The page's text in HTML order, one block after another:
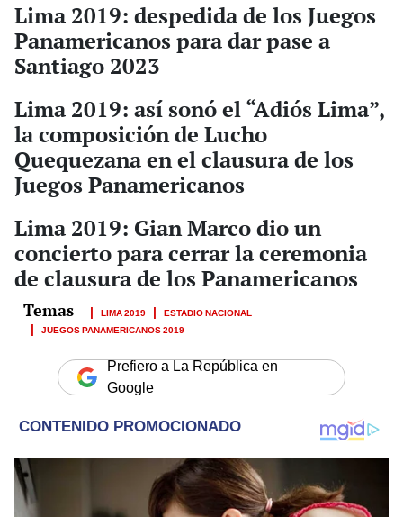
Lima 2019: despedida de los Juegos
Panamericanos para dar pase a
Santiago 2023
Lima 2019: así sonó el “Adiós Lima”,
la composición de Lucho
Quequezana en el clausura de los
Juegos Panamericanos
Lima 2019: Gian Marco dio un
concierto para cerrar la ceremonia
de clausura de los Panamericanos
LIMA 2019
ESTADIO NACIONAL
JUEGOS PANAMERICANOS 2019
Prefiero a La República en
Google